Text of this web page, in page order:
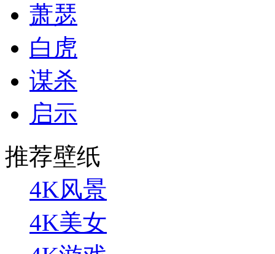
萧瑟
白虎
谋杀
启示
推荐壁纸
4K风景
4K美女